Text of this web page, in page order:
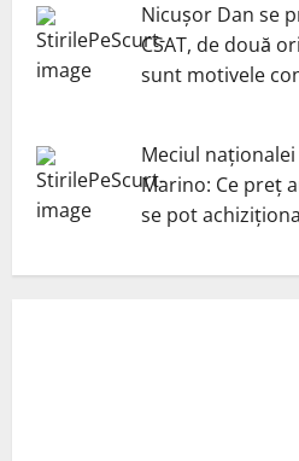
Nicuşor Dan se
CSAT, de două
sunt motivele
Meciul
Marino: Ce preț
se pot achiziționa